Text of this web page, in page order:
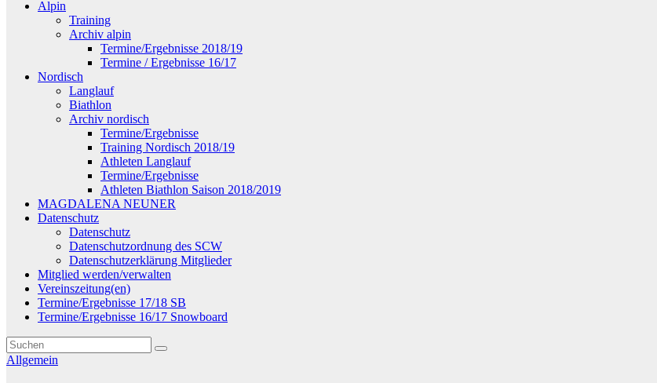
Alpin
Training
Archiv alpin
Termine/Ergebnisse 2018/19
Termine / Ergebnisse 16/17
Nordisch
Langlauf
Biathlon
Archiv nordisch
Termine/Ergebnisse
Training Nordisch 2018/19
Athleten Langlauf
Termine/Ergebnisse
Athleten Biathlon Saison 2018/2019
MAGDALENA NEUNER
Datenschutz
Datenschutz
Datenschutzordnung des SCW
Datenschutzerklärung Mitglieder
Mitglied werden/verwalten
Vereinszeitung(en)
Termine/Ergebnisse 17/18 SB
Termine/Ergebnisse 16/17 Snowboard
Allgemein